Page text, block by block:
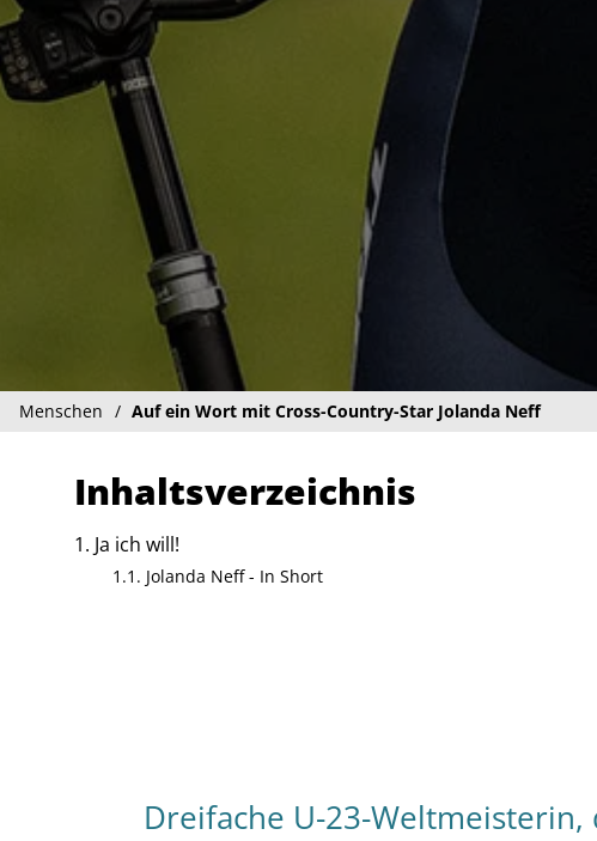
Menschen Auf ein Wort mit Cross-Country-Star Jolanda Neff
Inhaltsverzeichnis
Ja ich will!
Jolanda Neff - In Short
Dreifache U-23-